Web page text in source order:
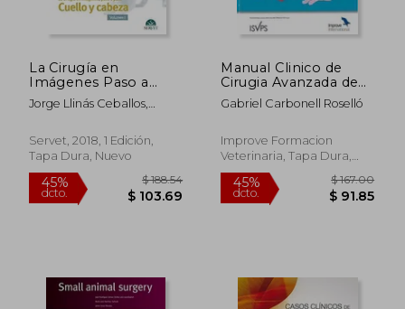
45% $ 232.25 45%
La Cirugía en
Imágenes Paso a
Paso. Cuello y Cabeza
-Libros de Veterinaria
(Cirugía en la Clínica
de Pequeños
Jorge Llinás Ceballos,
Rodríguez Gómez
Servet, 2018, 1 Edición,
Tapa Dura, Nuevo
Manual Clinico de
Cirugia Avanzada de
Tejidos Blandos en
Pequeños Animales.
Sistema Endocrino
Gabriel Carbonell Roselló
Improve Formacion
Veterinaria, Tapa Dura,
Nuevo